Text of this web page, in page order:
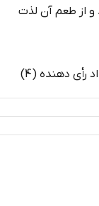
و از طعم آن لذت